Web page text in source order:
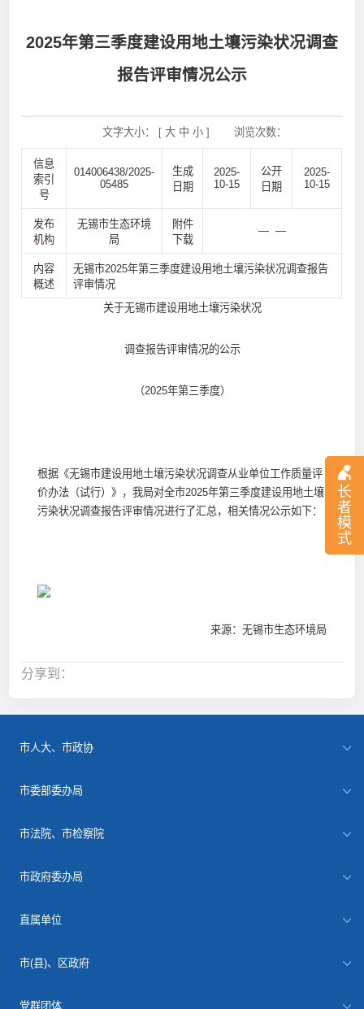
长
者
模
式
2025年第三季度建设用地土壤污染状况调查
报告评审情况公示
文字大小： [ 大 中 小] 浏览次数：
信息
索引
号
014006438/2025-
05485
生成
日期
2025-
10-15
公开
日期
2025-
10-15
发布
机构
无锡市生态环境
局
附件
下载
— —
内容
概述
无锡市2025年第三季度建设用地土壤污染状况调查报告
评审情况
关于无锡市建设用地土壤污染状况
调查报告评审情况的公示
（2025年第三季度）
根据《无锡市建设用地土壤污染状况调查从业单位工作质量评
价办法（试行）》，我局对全市2025年第三季度建设用地土壤
污染状况调查报告评审情况进行了汇总，相关情况公示如下：
来源：无锡市生态环境局
分享到：
市人大、市政协
市委部委办局
市法院、市检察院
市政府委办局
直属单位
市(县)、区政府
党群团体